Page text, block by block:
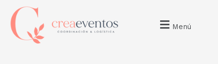
contenido
Menú